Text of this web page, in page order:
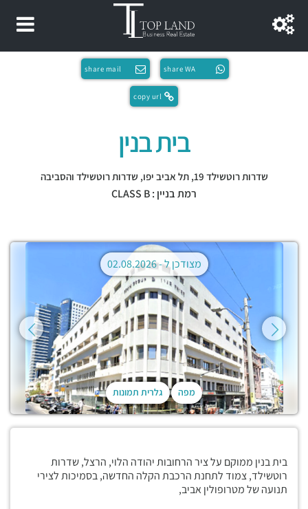
share WA
share mail
copy url
בית בנין
שדרות רוטשילד 19, תל אביב יפו, שדרות רוטשילד והסביבה
רמת בניין : CLASS B
מפה גלרית תמונות
מצודכן ל -02.08.2026
בית בנין ממוקם על ציר הרחובות יהודה הלוי, הרצל, שדרות
רוטשילד, צמוד לתחנת הרכבת הקלה החדשה, בסמיכות לצירי
תנועה של מטרופולין אביב,